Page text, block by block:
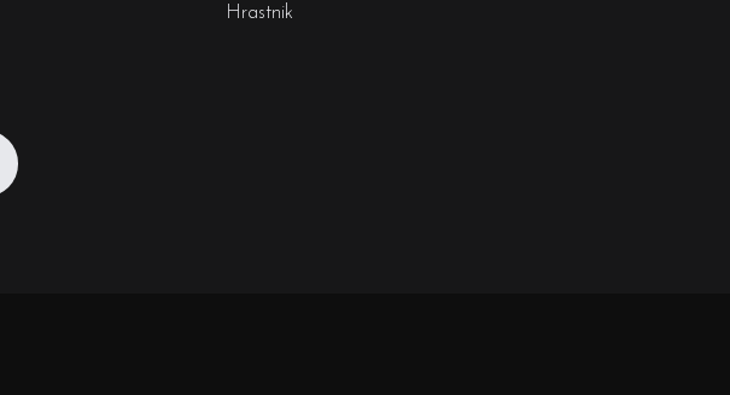
Hrastnik